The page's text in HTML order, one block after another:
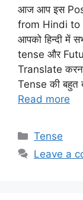
आज आप इस
from Hindi to
आपको हिन्दी में
tense और
Translate
Tense की बहुत
Read more
Categories
Tense
Leave a